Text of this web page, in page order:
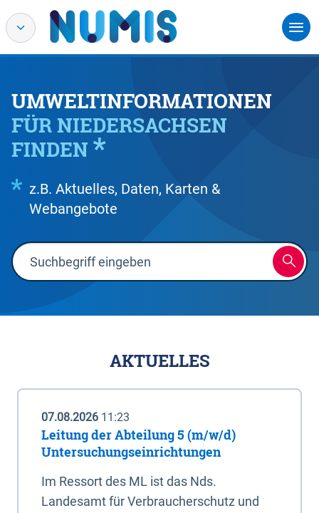
UMWELTINFORMATIONEN
FÜR NIEDERSACHSEN
FINDEN
z.B. Aktuelles, Daten, Karten &
Webangebote
AKTUELLES
07.08.2026 11:23
Leitung der Abteilung 5 (m/w/d)
Untersuchungseinrichtungen
Im Ressort des ML ist das Nds.
Landesamt für Verbraucherschutz und